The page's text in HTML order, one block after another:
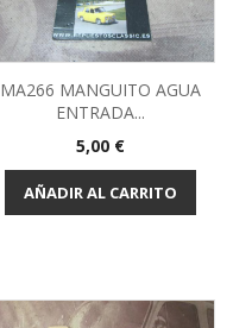
MA266 MANGUITO AGUA
ENTRADA...
Precio
5,00 €
AÑADIR AL CARRITO